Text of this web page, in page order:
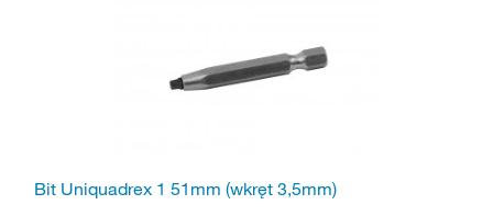
Bit Uniquadrex 1 51mm (wkręt 3,5mm)